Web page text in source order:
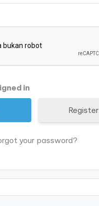
in
Register
your password?